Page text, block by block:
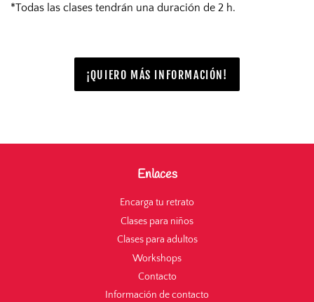
*Todas las clases tendrán una duración de 2 h.
¡QUIERO MÁS INFORMACIÓN!
Enlaces
Encarga tu retrato
Clases para niños
Clases para adultos
Workshops
Contacto
Información de contacto